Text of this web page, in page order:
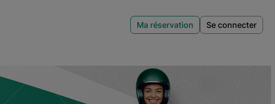
Ma réservation Se connecter